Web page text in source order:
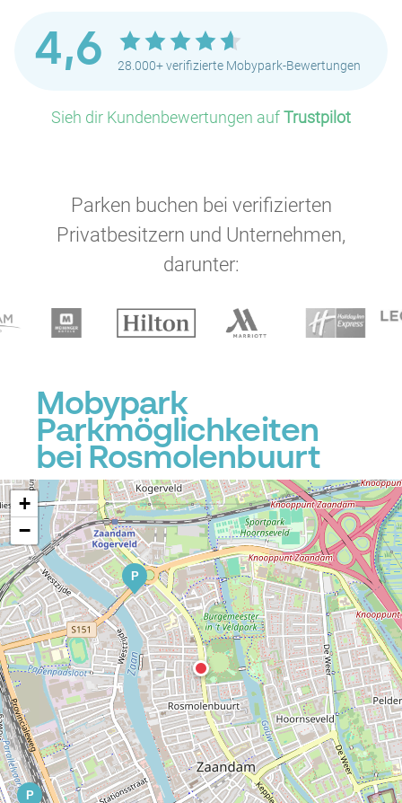
4,6 28.000+ verifizierte Mobypark-Bewertungen
Sieh dir Kundenbewertungen aufTrustpilot
Parken buchen bei verifizierten
Privatbesitzern und Unternehmen,
darunter:
Mobypark
Parkmöglichkeiten
bei Rosmolenbuurt
P
P
+
−